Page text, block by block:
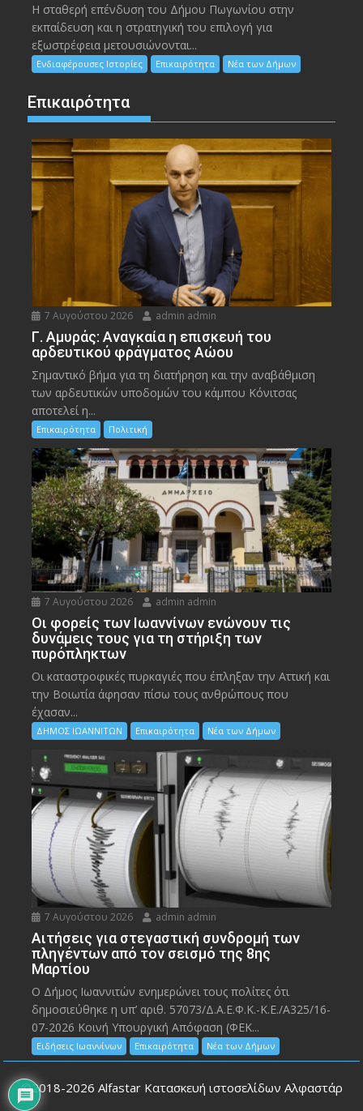
Η σταθερή επένδυση του Δήμου Πωγωνίου στην
εκπαίδευση και η στρατηγική του επιλογή για
εξωστρέφεια μετουσιώνονται...
Ενδιαφέρουσες Ιστορίες Επικαιρότητα Νέα των Δήμων
Επικαιρότητα
7 Αυγούστου 2026 admin admin
Γ. Αμυράς: Αναγκαία η επισκευή του
αρδευτικού φράγματος Αώου
Σημαντικό βήμα για τη διατήρηση και την αναβάθμιση
των αρδευτικών υποδομών του κάμπου Κόνιτσας
αποτελεί η...
Επικαιρότητα Πολιτική
7 Αυγούστου 2026 admin admin
Οι φορείς των Ιωαννίνων ενώνουν τις
δυνάμεις τους για τη στήριξη των
πυρόπληκτων
Οι καταστροφικές πυρκαγιές που έπληξαν την Αττική και
την Bοιωτία άφησαν πίσω τους ανθρώπους που
έχασαν...
ΔΗΜΟΣ ΙΩΑΝΝΙΤΩΝ Επικαιρότητα Νέα των Δήμων
7 Αυγούστου 2026 admin admin
Αιτήσεις για στεγαστική συνδρομή των
πληγέντων από τον σεισμό της 8ης
Μαρτίου
Ο Δήμος Ιωαννιτών ενημερώνει τους πολίτες ότι
δημοσιεύθηκε η υπ’ αριθ. 57073/Δ.Α.Ε.Φ.Κ.-Κ.Ε./Α325/16-
07-2026 Κοινή Υπουργική Απόφαση (ΦΕΚ...
Ειδήσεις Ιωαννίνων Επικαιρότητα Νέα των Δήμων
©2018-2026 Alfastar Κατασκευή ιστοσελίδων Αλφαστάρ